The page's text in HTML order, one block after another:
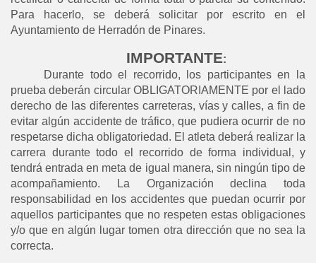
Para hacerlo, se deberá solicitar por escrito en el
Ayuntamiento de Herradón de Pinares.
IMPORTANTE:
Durante todo el recorrido, los participantes en la
prueba deberán circular OBLIGATORIAMENTE por el lado
derecho de las diferentes carreteras, vías y calles, a fin de
evitar algún accidente de tráfico, que pudiera ocurrir de no
respetarse dicha obligatoriedad. El atleta deberá realizar la
carrera durante todo el recorrido de forma individual, y
tendrá entrada en meta de igual manera, sin ningún tipo de
acompañamiento. La Organización declina toda
responsabilidad en los accidentes que puedan ocurrir por
aquellos participantes que no respeten estas obligaciones
y/o que en algún lugar tomen otra dirección que no sea la
correcta.